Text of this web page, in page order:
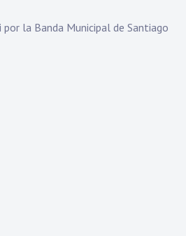
la Banda Municipal de Santiago